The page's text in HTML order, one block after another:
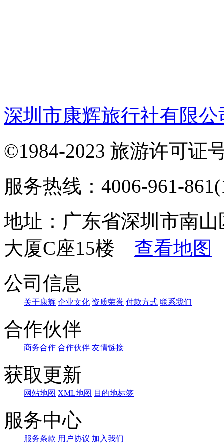
深圳市康辉旅行社有限
©1984-2023 旅游许可证
服务热线：4006-961-
地址：广东省深圳市南
大厦C座15楼 查看地图
公司信息
关于康辉 企业文化 资质荣誉 付款方式 联系我们
合作伙伴
商务合作 合作伙伴 友情链接
获取更新
网站地图 XML地图 目的地标签
服务中心
服务条款 用户协议 加入我们